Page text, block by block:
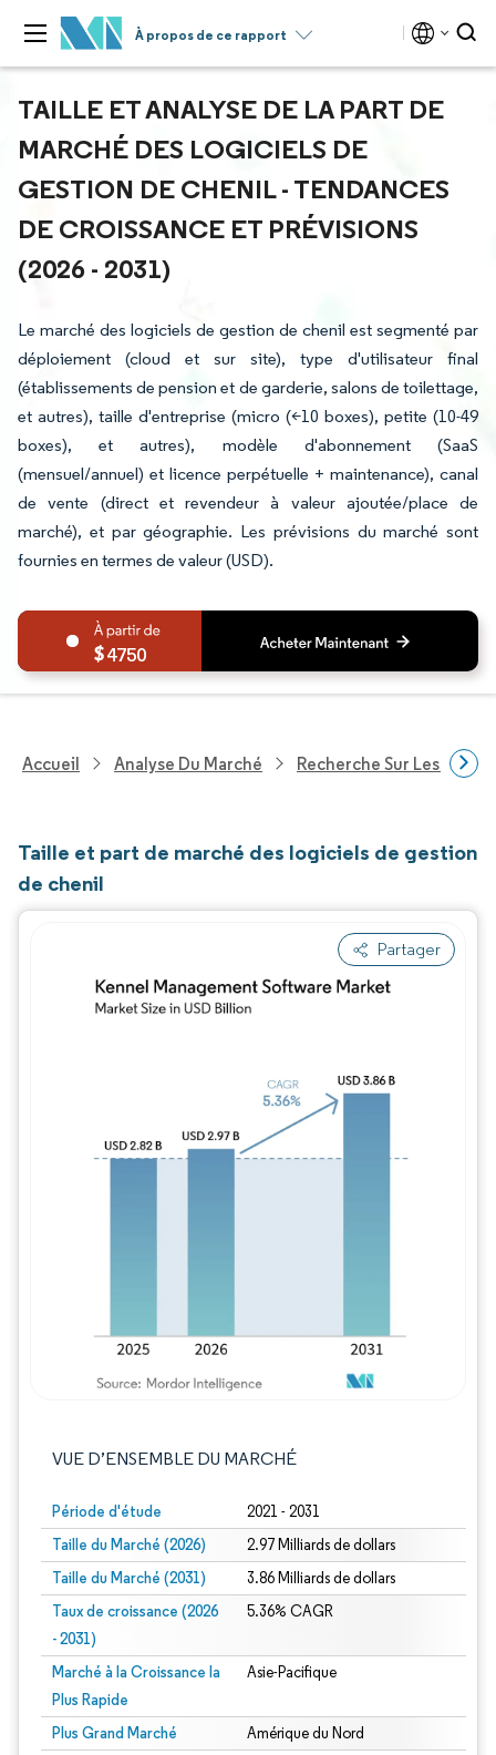
À propos de ce rapport
TAILLE ET ANALYSE DE LA PART DE
MARCHÉ DES LOGICIELS DE
GESTION DE CHENIL - TENDANCES
DE CROISSANCE ET PRÉVISIONS
(2026 - 2031)
Le marché des logiciels de gestion de chenil est segmenté par
déploiement (cloud et sur site), type d'utilisateur final
(établissements de pension et de garderie, salons de toilettage,
et autres), taille d'entreprise (micro (<10 boxes), petite (10-49
boxes), et autres), modèle d'abonnement (SaaS
(mensuel/annuel) et licence perpétuelle + maintenance), canal
de vente (direct et revendeur à valeur ajoutée/place de
marché), et par géographie. Les prévisions du marché sont
fournies en termes de valeur (USD).
4750
Accueil Analyse Du Marché Recherche Sur Les
Taille et part de marché des logiciels de gestion
de chenil
Partager
VUE D’ENSEMBLE DU MARCHÉ
Période d'étude 2021 - 2031
Taille du Marché (2026) 2.97 Milliards de dollars
Taille du Marché (2031) 3.86 Milliards de dollars
Taux de croissance (2026
- 2031)
5.36% CAGR
Marché à la Croissance la
Plus Rapide
Asie-Pacifique
Plus Grand Marché Amérique du Nord